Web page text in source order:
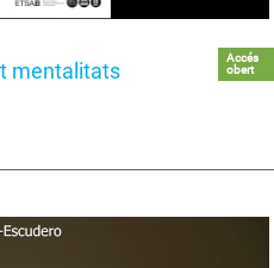
mentalitats
Accés
obert